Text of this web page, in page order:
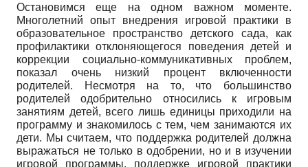
Остановимся еще на одном важном моменте.
Многолетний опыт внедрения игровой практики в
образовательное пространство детского сада, как
профилактики отклоняющегося поведения детей и
коррекции социально-коммуникативных проблем,
показал очень низкий процент включенности
родителей. Несмотря на то, что большинство
родителей одобрительно относились к игровым
занятиям детей, всего лишь единицы приходили на
программу и знакомилось с тем, чем занимаются их
дети. Мы считаем, что поддержка родителей должна
выражаться не только в одобрении, но и в изучении
игровой программы, поддержке игровой практики